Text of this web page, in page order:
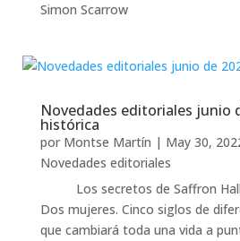
Simon Scarrow
Novedades editoriales junio
histórica
por Montse Martín | May 30,
Novedades editoriales
Los secretos de Saffron Hall
Dos mujeres. Cinco siglos de
que cambiará toda una vida a